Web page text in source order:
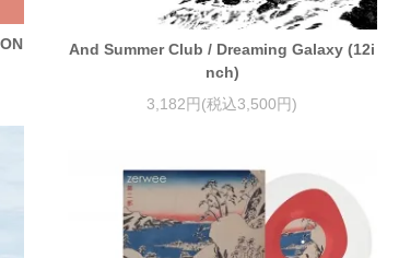
And Summer Club / Dreaming Galaxy (12i
nch)
3,182円(税込3,500円)